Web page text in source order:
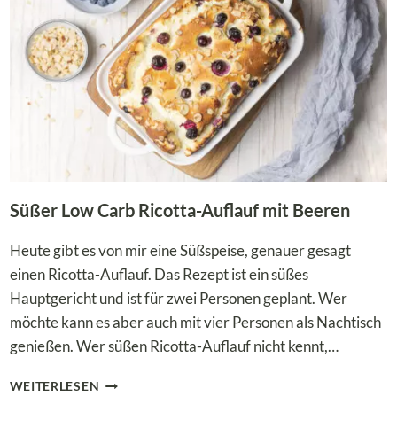
KÜCHLEIN
OHNE
ZUCKER
Süßer Low Carb Ricotta-Auflauf mit Beeren
Heute gibt es von mir eine Süßspeise, genauer gesagt
einen Ricotta-Auflauf. Das Rezept ist ein süßes
Hauptgericht und ist für zwei Personen geplant. Wer
möchte kann es aber auch mit vier Personen als Nachtisch
genießen. Wer süßen Ricotta-Auflauf nicht kennt,…
WEITERLESEN SÜSSER L